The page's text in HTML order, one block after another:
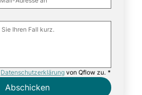
Datenschutzerklärung von Qflow zu. *
Abschicken